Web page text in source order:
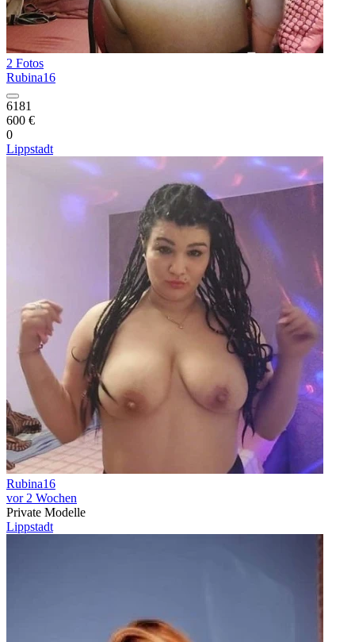
2 Fotos
Rubina16
6181
600 €
0
Lippstadt
Rubina16
vor 2 Wochen
Private Modelle
Lippstadt